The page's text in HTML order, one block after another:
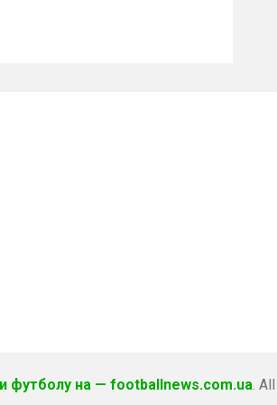
футболу на — footballnews.com.ua.